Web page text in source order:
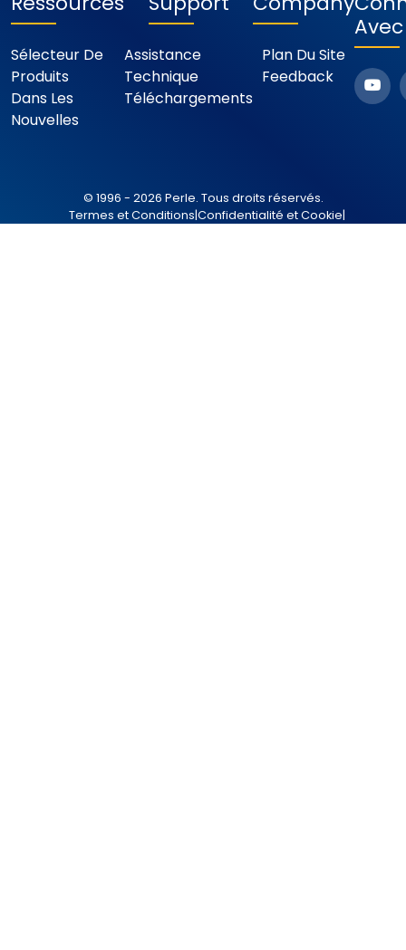
Sélecteur De
Produits
Dans Les
Nouvelles
Assistance
Technique
Téléchargements
Plan Du Site
Feedback
© 1996 - 2026 Perle. Tous droits réservés.
Termes et Conditions|Confidentialité et Cookie|